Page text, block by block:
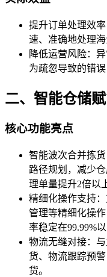
提升订单处理效
速、准确地处理
降低运营风险：
为疏忽导致的错
二、智能仓储
核心功能亮点
智能波次合并拣
路径规划，减少
理单量提升2倍以
精细化操作支持
管理等精细化操
率稳定在99.99%以
物流无缝对接：
货、物流跟踪预
货。